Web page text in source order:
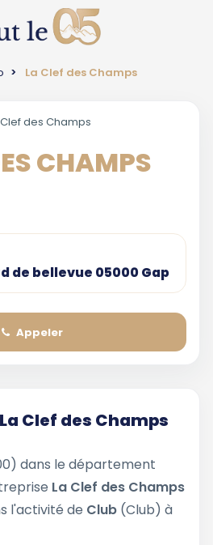
La Clef des Champs
CHAMPS
de bellevue 05000 Gap
Appeler
Clef des Champs
dans le département
La Clef des Champs
l'activité de Club (Club) à